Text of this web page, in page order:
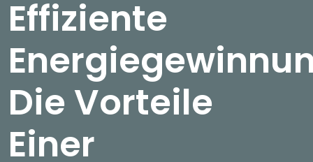
Effiziente
Die Vorteile
Einer